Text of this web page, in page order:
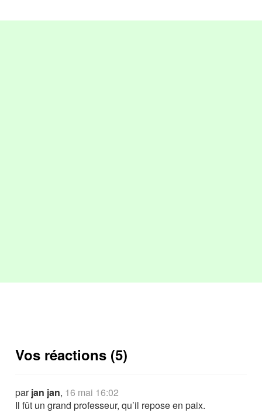
Vos réactions (5)
parjan jan, 16 mai 16:02
Il fût un grand professeur, qu’il repose en paix.